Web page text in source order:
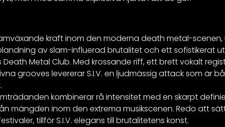
kraft inom den moderna death metal-
av slam-influerad brutalitet och ett sofistikerat
Death Metal Club. Med krossande riff, ett brett vokalt
grooves levererar S.I.V. en ljudmässig attack som är
kombinerar rå intensitet med en skarpt
mängden inom den extrema musikscenen. Redo att
tillför S.I.V. elegans till brutalitetens konst.